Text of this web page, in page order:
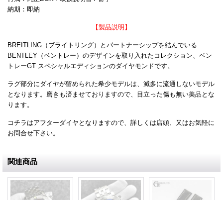
納期：即納
【製品説明】
BREITLING（ブライトリング）とパートナーシップを結んでいる
BENTLEY（ベントレー）のデザインを取り入れたコレクション、ベン
トレーGT スペシャルエディションのダイヤモンドです。
ラグ部分にダイヤが留められた希少モデルは、滅多に流通しないモデル
となります。磨きも済ませておりますので、目立った傷も無い美品とな
ります。
コチラはアフターダイヤとなりますので、詳しくは店頭、又はお気軽に
お問合せ下さい。
関連商品